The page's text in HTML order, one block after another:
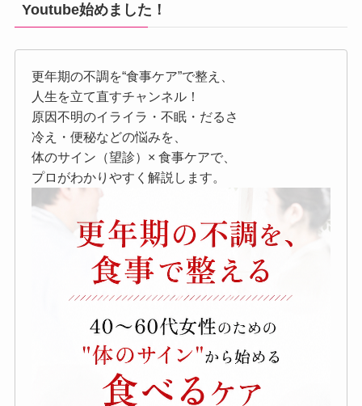
Youtube始めました！
更年期の不調を“食事ケア”で整え、
人生を立て直すチャンネル！
原因不明のイライラ・不眠・だるさ
冷え・便秘などの悩みを、
体のサイン（望診）× 食事ケアで、
プロがわかりやすく解説します。